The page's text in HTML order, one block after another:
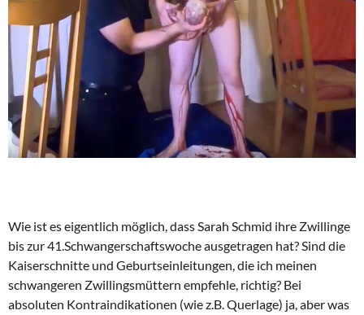
Wie ist es eigentlich möglich, dass Sarah Schmid ihre Zwillinge
bis zur 41.Schwangerschaftswoche ausgetragen hat? Sind die
Kaiserschnitte und Geburtseinleitungen, die ich meinen
schwangeren Zwillingsmüttern empfehle, richtig? Bei
absoluten Kontraindikationen (wie z.B. Querlage) ja, aber was